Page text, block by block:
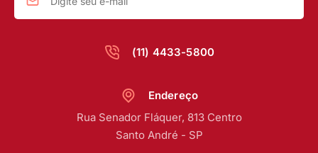
(11) 4433-5800
Endereço
Rua Senador Fláquer, 813 Centro
Santo André - SP